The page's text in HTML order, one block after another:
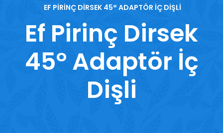
EF PIRINÇ DIRSEK 45° ADAPTÖR İÇ DIŞLI
Ef Pirinç Dirsek
45° Adaptör İç
Dişli